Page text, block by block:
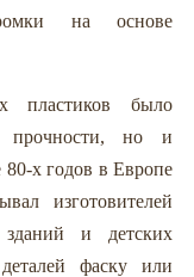
на основе
пластиков было
прочности, но и
х годов в Европе
изготовителей
и детских
фаску или